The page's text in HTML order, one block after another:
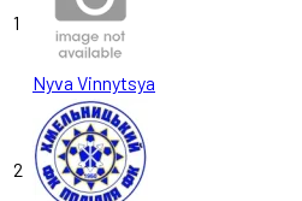
1
Nyva Vinnytsya
2